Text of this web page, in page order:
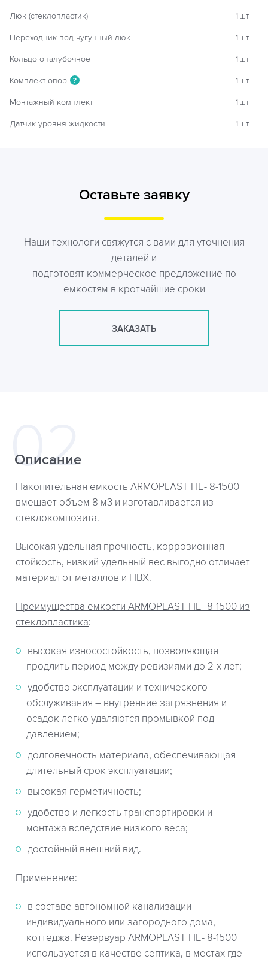
Люк (стеклопластик) 1шт
Переходник под чугунный люк 1шт
Кольцо опалубочное 1шт
Комплект опор ? 1шт
Монтажный комплект 1шт
Датчик уровня жидкости 1шт
Оставьте заявку
Наши технологи свяжутся с вами для уточнения
деталей и
подготовят коммерческое предложение по
емкостям в кротчайшие сроки
ЗАКАЗАТЬ
Описание
Накопительная емкость ARMOPLAST HE- 8-1500
вмещает объем 8 м3 и изготавливается из
стеклокомпозита.
Высокая удельная прочность, коррозионная
стойкость, низкий удельный вес выгодно отличает
материал от металлов и ПВХ.
Преимущества емкости ARMOPLAST HE- 8-1500 из
стеклопластика:
высокая износостойкость, позволяющая
продлить период между ревизиями до 2-х лет;
удобство эксплуатации и технического
обслуживания ― внутренние загрязнения и
осадок легко удаляются промывкой под
давлением;
долговечность материала, обеспечивающая
длительный срок эксплуатации;
высокая герметичность;
удобство и легкость транспортировки и
монтажа вследствие низкого веса;
достойный внешний вид.
Применение:
в составе автономной канализации
индивидуального или загородного дома,
коттеджа. Резервуар ARMOPLAST HE- 8-1500
используется в качестве септика, в местах где